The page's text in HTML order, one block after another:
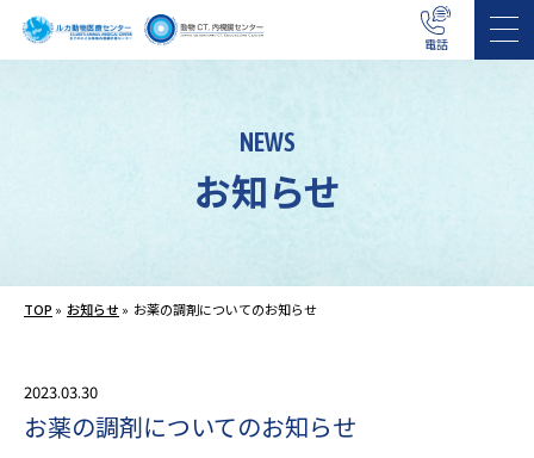
電話
NEWS
お知らせ
TOP » お知らせ » お薬の調剤についてのお知らせ
2023.03.30
お薬の調剤についてのお知らせ